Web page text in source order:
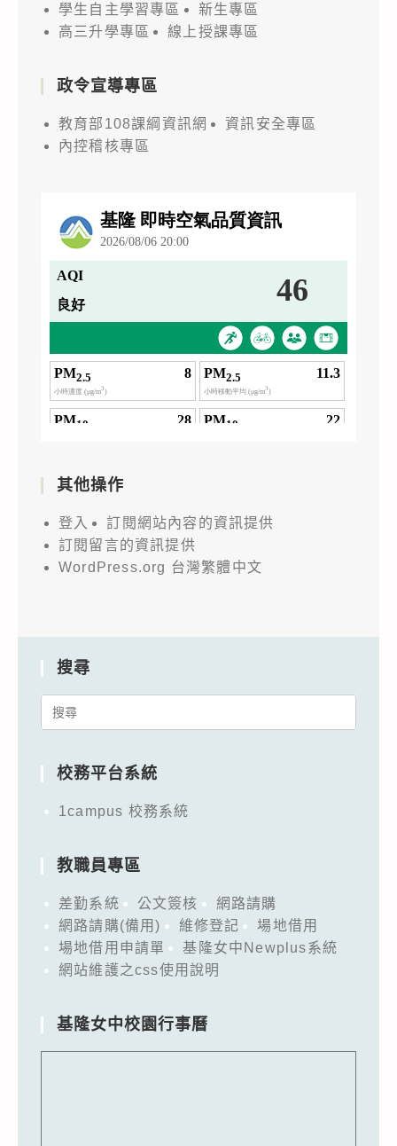
學生自主學習專區
新生專區
高三升學專區
線上授課專區
政令宣導專區
教育部108課綱資訊網
資訊安全專區
內控稽核專區
其他操作
登入
訂閱網站內容的資訊提供
訂閱留言的資訊提供
WordPress.org 台灣繁體中文
搜尋
Search
校務平台系統
1campus 校務系統
教職員專區
差勤系統 公文簽核
網路請購
網路請購(備用)
維修登記
場地借用
場地借用申請單
基隆女中Newplus系統
網站維護之css使用說明
基隆女中校園行事曆